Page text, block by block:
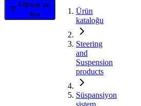
Filtrele ve
Ara
Ürün
kataloğu
Steering
and
Suspension
products
Süspansiyon
sistem